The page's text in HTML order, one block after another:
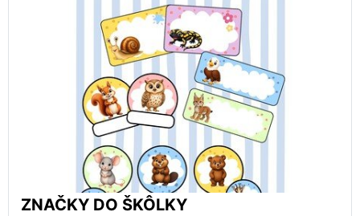
ZNAČKY DO ŠKÔLKY